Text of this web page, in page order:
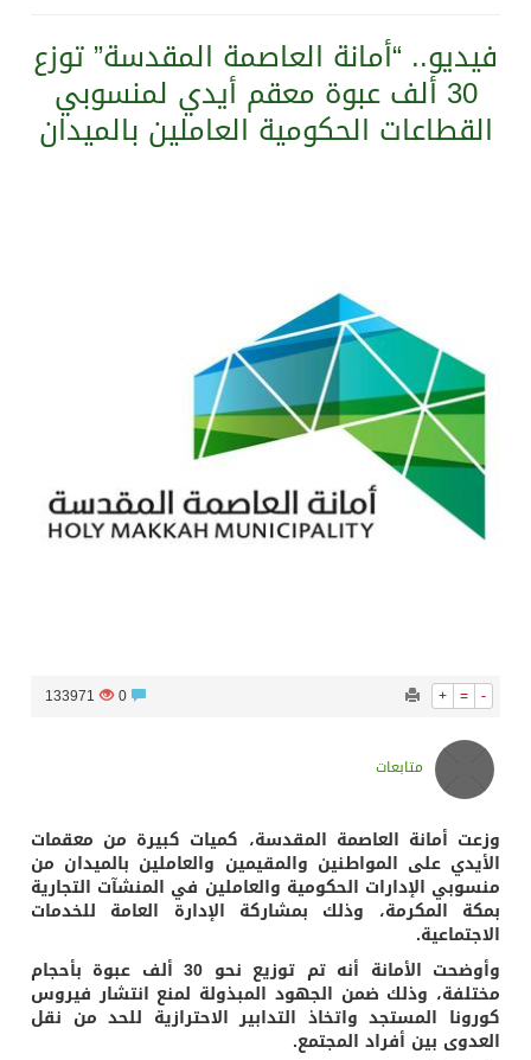
إنفاذًا لتوجيهات خادم الحرمين الشريفين وسمو ولي العهد.. وصول التوأم الملتصق المغربي “سجى وضحى” إلى الرياض
سمو ولي العهد يرأس جلسة مجلس الوزراء في جدة
المحكمة العليا غدٍ الخميس هو المكمل لشهر رمضان
فيديو.. “أمانة العاصمة المقدسة” توزع
30 ألف عبوة معقم أيدي لمنسوبي
القطاعات الحكومية العاملين بالميدان
+ = -
133971
متابعات
وزعت أمانة العاصمة المقدسة، كميات كبيرة من معقمات
الأيدي على المواطنين والمقيمين والعاملين بالميدان من
منسوبي الإدارات الحكومية والعاملين في المنشآت التجارية
بمكة المكرمة، وذلك بمشاركة الإدارة العامة للخدمات
الاجتماعية.
وأوضحت الأمانة أنه تم توزيع نحو 30 ألف عبوة بأحجام
مختلفة، وذلك ضمن الجهود المبذولة لمنع انتشار فيروس
كورونا المستجد واتخاذ التدابير الاحترازية للحد من نقل
العدوى بين أفراد المجتمع.